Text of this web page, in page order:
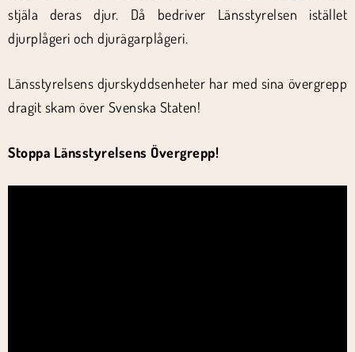
stjäla deras djur. Då bedriver Länsstyrelsen istället
djurplågeri och djurägarplågeri.
Länsstyrelsens djurskyddsenheter har med sina övergrepp
dragit skam över Svenska Staten!
Stoppa Länsstyrelsens Övergrepp!